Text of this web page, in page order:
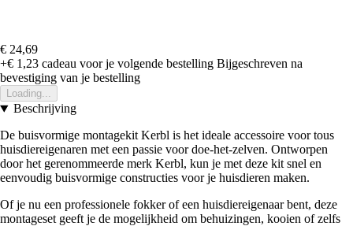
€ 24,69
+€ 1,23 cadeau voor je volgende bestelling Bijgeschreven na
bevestiging van je bestelling
Loading...
Beschrijving
De buisvormige montagekit Kerbl is het ideale accessoire voor tous
huisdiereigenaren met een passie voor doe-het-zelven. Ontworpen
door het gerenommeerde merk Kerbl, kun je met deze kit snel en
eenvoudig buisvormige constructies voor je huisdieren maken.
Of je nu een professionele fokker of een huisdiereigenaar bent, deze
montageset geeft je de mogelijkheid om behuizingen, kooien of zelfs